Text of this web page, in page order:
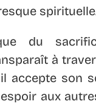
du
à
il accepte son
aux